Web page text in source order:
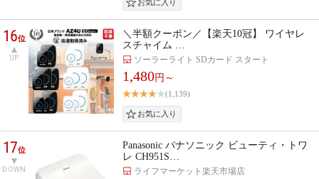
16位
UP
＼半額クーポン／【楽天10冠】 ワイヤレ
スチャイム …
ソーラーライト SDカード スタート
1,480円～
(1,139)
17位
DOWN
Panasonic パナソニック ビューティ・トワ
レ CH951S…
ライフマーケット楽天市場店